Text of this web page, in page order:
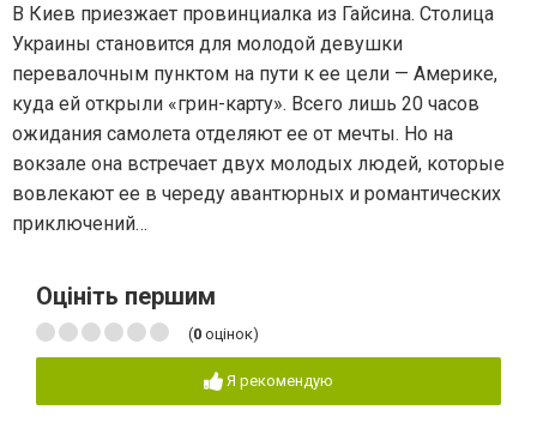
В Киев приезжает провинциалка из Гайсина. Столица
Украины становится для молодой девушки
перевалочным пунктом на пути к ее цели — Америке,
куда ей открыли «грин-карту». Всего лишь 20 часов
ожидания самолета отделяют ее от мечты. Но на
вокзале она встречает двух молодых людей, которые
вовлекают ее в череду авантюрных и романтических
приключений…
Оцініть першим
(0 оцінок)
Я рекомендую